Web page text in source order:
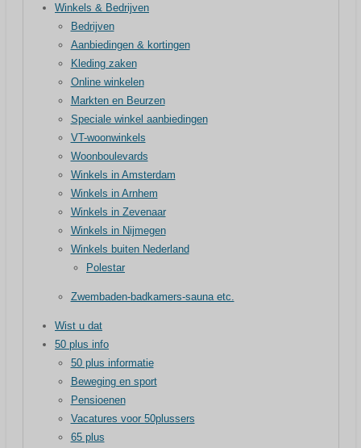
Winkels & Bedrijven
Bedrijven
Aanbiedingen & kortingen
Kleding zaken
Online winkelen
Markten en Beurzen
Speciale winkel aanbiedingen
VT-woonwinkels
Woonboulevards
Winkels in Amsterdam
Winkels in Arnhem
Winkels in Zevenaar
Winkels in Nijmegen
Winkels buiten Nederland
Polestar
Zwembaden-badkamers-sauna etc.
Wist u dat
50 plus info
50 plus informatie
Beweging en sport
Pensioenen
Vacatures voor 50plussers
65 plus